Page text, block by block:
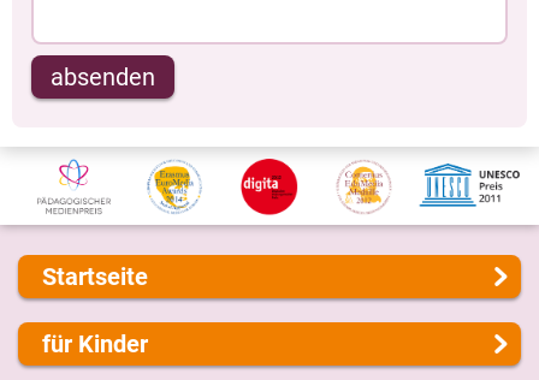
absenden
Startseite
Über uns
Presse
für Kinder